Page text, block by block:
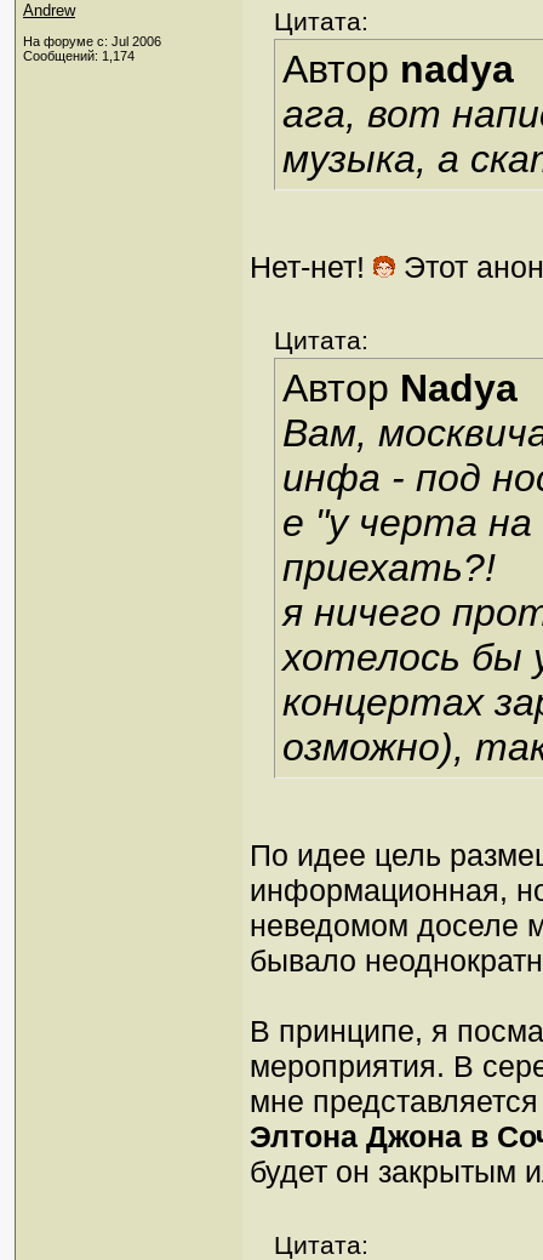
Andrew
На форуме с: Jul 2006
Сообщений: 1,174
Цитата:
Автор nadya
ага, вот
музыка, а
Нет-нет! Этот
Цитата:
Автор Nadya
Вам,
инфа - под
е "у черта
приехать?!
я ничего
хотелось бы
концертах
озможно),
По идее цель
информационная,
неведомом доселе
бывало
В принципе, я
мероприятия. В
мне
Элтона Джона в
будет он закрытым
Цитата: